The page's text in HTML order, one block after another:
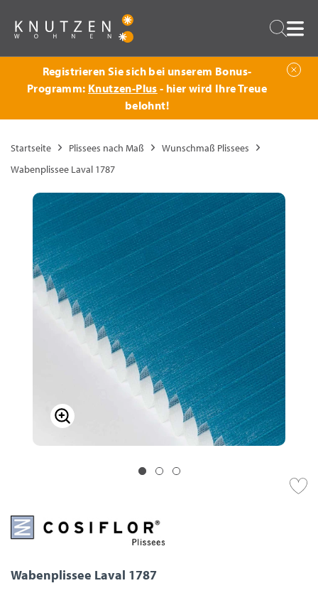
Zurück
Registrieren Sie sich bei unserem Bonus-
Programm: Knutzen-Plus - hier wird Ihre Treue
belohnt!
Startseite Plissees nach Maß
Wunschmaß Plissees
Wabenplissee Laval 1787
Wabenplissee Laval 1787